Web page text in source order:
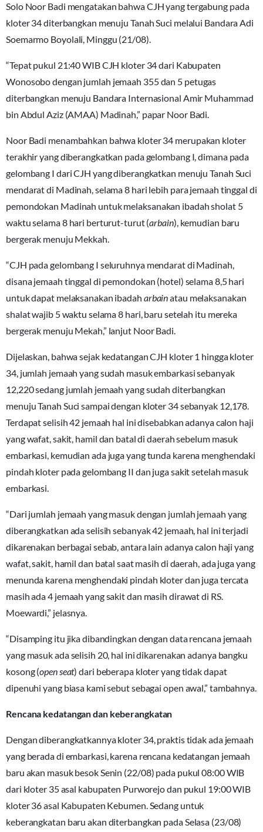
Solo Noor Badi mengatakan bahwa CJH yang tergabung pada
kloter 34 diterbangkan menuju Tanah Suci melalui Bandara Adi
Soemarmo Boyolali, Minggu (21/08).
“Tepat pukul 21:40 WIB CJH kloter 34 dari Kabupaten
Wonosobo dengan jumlah jemaah 355 dan 5 petugas
diterbangkan menuju Bandara Internasional Amir Muhammad
bin Abdul Aziz (AMAA) Madinah,” papar Noor Badi.
Noor Badi menambahkan bahwa kloter 34 merupakan kloter
terakhir yang diberangkatkan pada gelombang I, dimana pada
gelombang I dari CJH yang diberangkatkan menuju Tanah Suci
mendarat di Madinah, selama 8 hari lebih para jemaah tinggal di
pemondokan Madinah untuk melaksanakan ibadah sholat 5
waktu selama 8 hari berturut-turut (arbain), kemudian baru
bergerak menuju Mekkah.
“CJH pada gelombang I seluruhnya mendarat di Madinah,
disana jemaah tinggal di pemondokan (hotel) selama 8,5 hari
untuk dapat melaksanakan ibadah arbainatau melaksanakan
shalat wajib 5 waktu selama 8 hari, baru setelah itu mereka
bergerak menuju Mekah,” lanjut Noor Badi.
Dijelaskan, bahwa sejak kedatangan CJH kloter 1 hingga kloter
34, jumlah jemaah yang sudah masuk embarkasi sebanyak
12,220 sedang jumlah jemaah yang sudah diterbangkan
menuju Tanah Suci sampai dengan kloter 34 sebanyak 12,178.
Terdapat selisih 42 jemaah hal ini disebabkan adanya calon haji
yang wafat, sakit, hamil dan batal di daerah sebelum masuk
embarkasi, kemudian ada juga yang tunda karena menghendaki
pindah kloter pada gelombang II dan juga sakit setelah masuk
embarkasi.
“Dari jumlah jemaah yang masuk dengan jumlah jemaah yang
diberangkatkan ada selisih sebanyak 42 jemaah, hal ini terjadi
dikarenakan berbagai sebab, antara lain adanya calon haji yang
wafat, sakit, hamil dan batal saat masih di daerah, ada juga yang
menunda karena menghendaki pindah kloter dan juga tercata
masih ada 4 jemaah yang sakit dan masih dirawat di RS.
Moewardi,” jelasnya.
“Disamping itu jika dibandingkan dengan data rencana jemaah
yang masuk ada selisih 20, hal ini dikarenakan adanya bangku
kosong (open seat) dari beberapa kloter yang tidak dapat
dipenuhi yang biasa kami sebut sebagai open awal,” tambahnya.
Rencana kedatangan dan keberangkatan
Dengan diberangkatkannya kloter 34, praktis tidak ada jemaah
yang berada di embarkasi, karena rencana kedatangan jemaah
baru akan masuk besok Senin (22/08) pada pukul 08:00 WIB
dari kloter 35 asal kabupaten Purworejo dan pukul 19:00 WIB
kloter 36 asal Kabupaten Kebumen. Sedang untuk
keberangkatan baru akan diterbangkan pada Selasa (23/08)